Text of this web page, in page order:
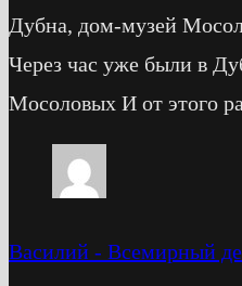
Дубна, дом-музей
Через час уже были в
Мосоловых И от этого
Василий - Всемирный